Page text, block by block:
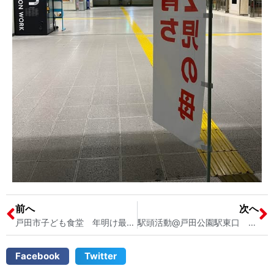
前へ
戸田市子ども食堂 年明け最初の子ども食堂「アマフカフェ」が開催されました！ 戸田市議会議員 宮内そうこ ひとり親支援
次へ
駅頭活動@戸田公園駅東口 戸田市議会議員 宮内そうこ
Facebook Twitter